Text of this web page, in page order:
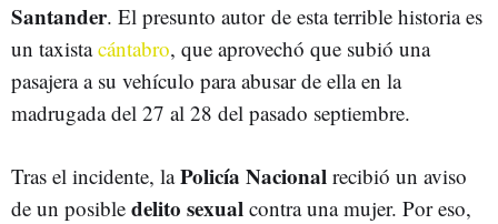
Santander. El presunto autor de esta terrible historia es
un taxistacántabro, que aprovechó que subió una
pasajera a su vehículo para abusar de ella en la
madrugada del 27 al 28 del pasado septiembre.
Tras el incidente, laPolicía Nacional recibió un aviso
de un posible delito sexual contra una mujer. Por eso,